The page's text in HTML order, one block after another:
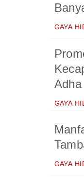
GAYA
Adha
GAYA
GAYA